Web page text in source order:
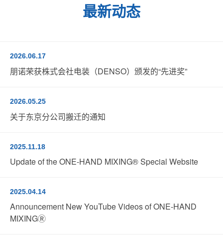
最新动态
2026.06.17
朋诺荣获株式会社电装（DENSO）颁发的“先进奖”
2026.05.25
关于东京分公司搬迁的通知
2025.11.18
Update of the ONE-HAND MIXING® Special Website
2025.04.14
Announcement New YouTube Videos of ONE-HAND
MIXINGⓇ